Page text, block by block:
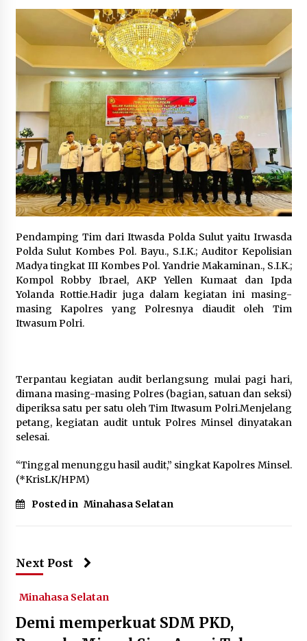
Pendamping Tim dari Itwasda Polda Sulut yaitu Irwasda
Polda Sulut Kombes Pol. Bayu., S.I.K.; Auditor Kepolisian
Madya tingkat III Kombes Pol. Yandrie Makaminan., S.I.K.;
Kompol Robby Ibrael, AKP Yellen Kumaat dan Ipda
Yolanda Rottie.Hadir juga dalam kegiatan ini masing-
masing Kapolres yang Polresnya diaudit oleh Tim
Itwasum Polri.
Terpantau kegiatan audit berlangsung mulai pagi hari,
dimana masing-masing Polres (bagian, satuan dan seksi)
diperiksa satu per satu oleh Tim Itwasum Polri.Menjelang
petang, kegiatan audit untuk Polres Minsel dinyatakan
selesai.
“Tinggal menunggu hasil audit,” singkat Kapolres Minsel.
(*KrisLK/HPM)
Posted in Minahasa Selatan
Next Post
Minahasa Selatan
Demi memperkuat SDM PKD,